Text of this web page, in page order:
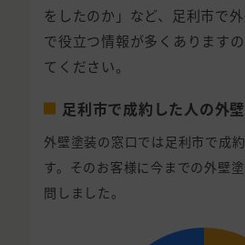
をしたのか」など、足利市で
で役立つ情報が多くあります
てください。
足利市で成約した人の外
外壁塗装の窓口では足利市で成
す。そのお客様に今までの外壁
問しました。